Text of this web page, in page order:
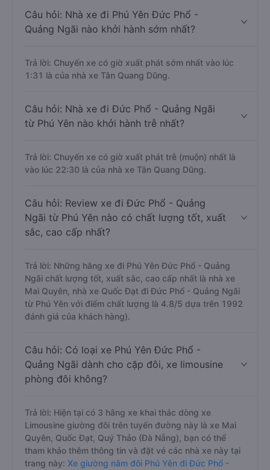
Câu hỏi: Nhà xe đi Phú Yên Đức Phổ -
Quảng Ngãi nào khởi hành sớm nhất?
Trả lời: Chuyến xe có giờ xuất phát sớm nhất vào lúc
1:31 là của nhà xe Tân Quang Dũng.
Câu hỏi: Nhà xe đi Đức Phổ - Quảng Ngãi
từ Phú Yên nào khởi hành trễ nhất?
Trả lời: Chuyến xe có giờ xuất phát trễ (muộn) nhất là
vào lúc 22:30 là của nhà xe Tân Quang Dũng.
Câu hỏi: Review xe đi Đức Phổ - Quảng
Ngãi từ Phú Yên nào có chất lượng tốt, xuất
sắc, cao cấp nhất?
Trả lời: Những hãng xe đi Phú Yên Đức Phổ - Quảng
Ngãi chất lượng tốt, xuất sắc, cao cấp nhất là nhà xe
Mai Quyên, nhà xe Quốc Đạt đi Đức Phổ - Quảng Ngãi
từ Phú Yên với điểm chất lượng là 4.8/5 dựa trên 1992
đánh giá của khách hàng).
Câu hỏi: Có loại xe Phú Yên Đức Phổ -
Quảng Ngãi dành cho cặp đôi, xe limousine
phòng đôi không?
Trả lời: Hiện tại có 3 hãng xe khai thác dòng xe
Limousine giường đôi trên tuyến đường này là xe Mai
Quyên, Quốc Đạt, Quý Thảo (Đà Nẵng), bạn có thể
tham khảo thêm thông tin và đặt vé các nhà xe này tại
trang này: Xe giường nằm đôi Phú Yên đi Đức Phổ -